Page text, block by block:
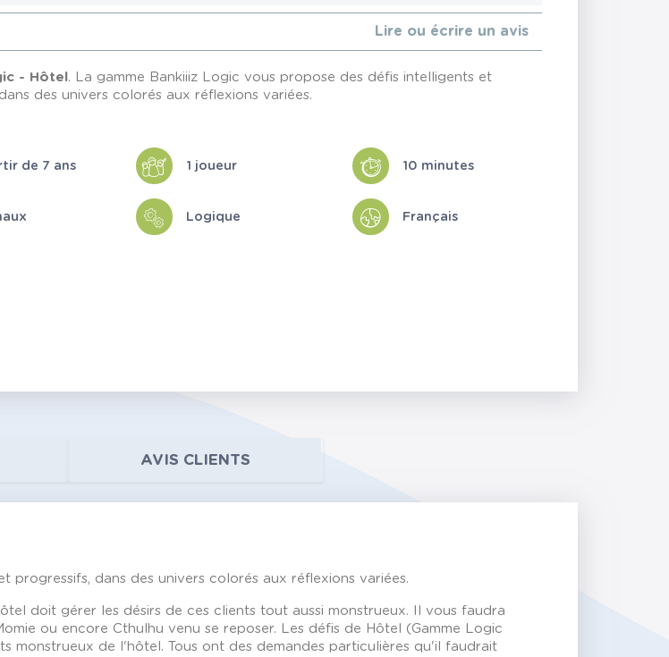
Lire ou écrire un avis
- Hôtel. La gamme Bankiiiz Logic vous propose des défis intelligents et
des univers colorés aux réflexions variées.
de 7 ans 1 joueur 10 minutes
Logique Français
AVIS CLIENTS
progressifs, dans des univers colorés aux réflexions variées.
doit gérer les désirs de ces clients tout aussi monstrueux. Il vous faudra
ou encore Cthulhu venu se reposer. Les défis de Hôtel (Gamme Logic
monstrueux de l'hôtel. Tous ont des demandes particulières qu'il faudrait